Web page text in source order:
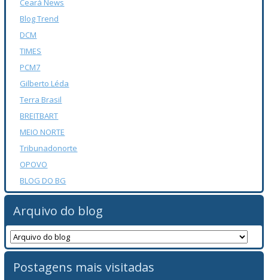
Ceará News
Blog Trend
DCM
TIMES
PCM7
Gilberto Léda
Terra Brasil
BREITBART
MEIO NORTE
Tribunadonorte
OPOVO
BLOG DO BG
Arquivo do blog
Postagens mais visitadas